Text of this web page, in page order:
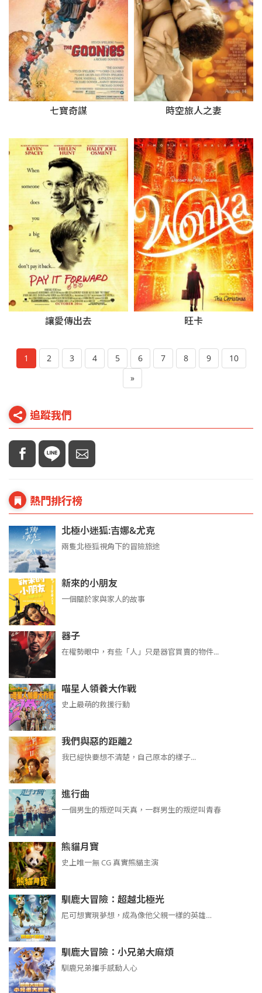
七寶奇謀 時空旅人之妻
讓愛傳出去 旺卡
1 2 3 4 5 6 7 8 9
10
»
追蹤我們
熱門排行榜
北極小迷狐:吉娜&尤克
兩隻北極狐視角下的冒險旅途
新來的小朋友
一個關於家與家人的故事
器子
在權勢眼中，有些「人」只是器官買賣的物件...
喵星人領養大作戰
史上最萌的救援行動
我們與惡的距離2
我已經快要想不清楚，自己原本的樣子...
進行曲
​​​一個男生的叛逆叫天真，一群男生的叛逆叫青春
熊貓月寶
史上唯一無 CG 真實熊貓主演
馴鹿大冒險：超越北極光
尼可想實現夢想，成為像他父親一樣的英雄…
馴鹿大冒險：小兄弟大麻煩
馴鹿兄弟攜手感動人心